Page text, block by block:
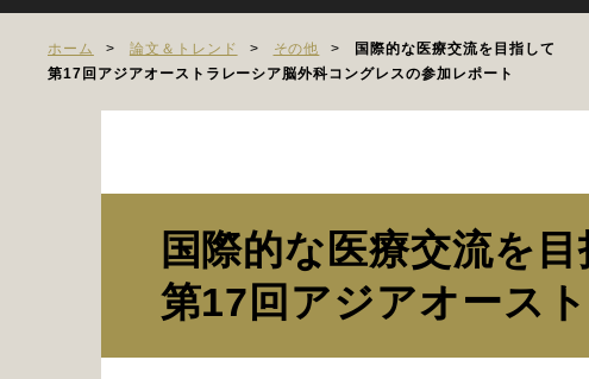
ホーム 論文＆トレンド その他
国際的な医療交流を目指して
第17回アジアオーストラレーシア脳外科コングレスの参加レポート
国際的な医療交流を目
第17回アジアオース